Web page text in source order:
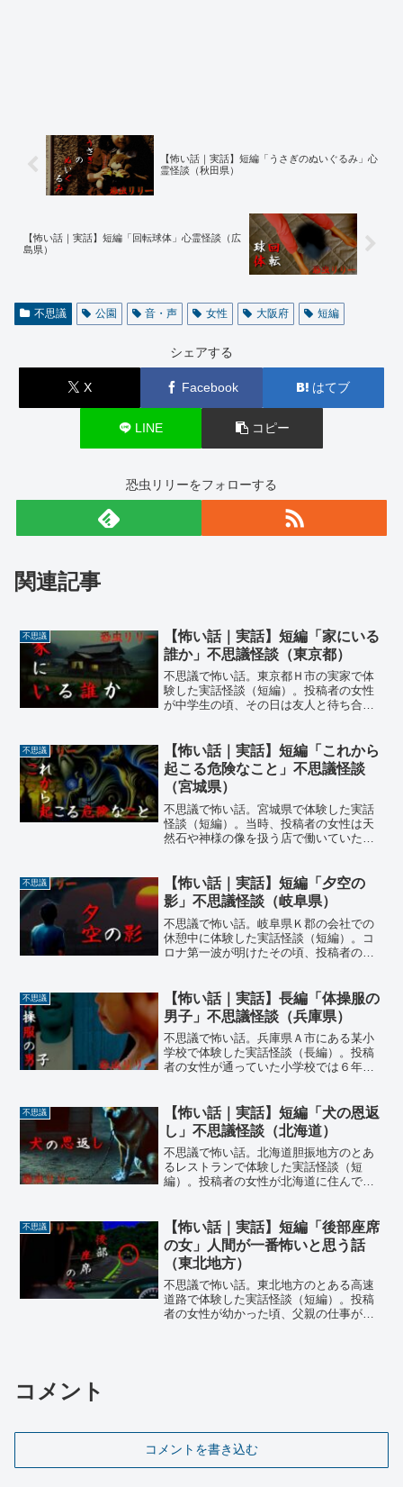
【怖い話｜実話】短編「うさぎのぬいぐるみ」心
霊怪談（秋田県）
【怖い話｜実話】短編「回転球体」心霊怪談（広
島県）
不思議 公園 音・声 女性 大阪府 短編
シェアする
X Facebook はてブ
LINE コピー
恐虫リリーをフォローする
関連記事
不思議
【怖い話｜実話】短編「家にいる
誰か」不思議怪談（東京都）
不思議で怖い話。東京都Ｈ市の実家で体
験した実話怪談（短編）。投稿者の女性
が中学生の頃、その日は友人と待ち合わ
訪ね、ようやく目が覚めた彼女は慌てて
玄関先に出たのだが…
不思議
【怖い話｜実話】短編「これから
起こる危険なこと」不思議怪談
（宮城県）
不思議で怖い話。宮城県で体験した実話
怪談（短編）。当時、投稿者の女性は天
然石や神様の像を扱う店で働いていた。
然「あなたこれから危険なことが起こる
わね」と言われ…
不思議
【怖い話｜実話】短編「夕空の
影」不思議怪談（岐阜県）
不思議で怖い話。岐阜県Ｋ郡の会社での
休憩中に体験した実話怪談（短編）。コ
ロナ第一波が明けたその頃、投稿者の男
ま仕事が一段落ついたその日…
不思議
【怖い話｜実話】長編「体操服の
男子」不思議怪談（兵庫県）
不思議で怖い話。兵庫県Ａ市にある某小
学校で体験した実話怪談（長編）。投稿
者の女性が通っていた小学校では６年生
楽しく日中過ごした後、夜は校内で肝試
しが催されたのだが…
不思議
【怖い話｜実話】短編「犬の恩返
し」不思議怪談（北海道）
不思議で怖い話。北海道胆振地方のとあ
るレストランで体験した実話怪談（短
編）。投稿者の女性が北海道に住んでい
い気持ちで見てもらうと、名前と生年月
日を書いただけなのに、誰にも話してい
ないことまで次々と…
不思議
【怖い話｜実話】短編「後部座席
の女」人間が一番怖いと思う話
（東北地方）
不思議で怖い話。東北地方のとある高速
道路で体験した実話怪談（短編）。投稿
者の女性が幼かった頃、父親の仕事が休
コメント
コメントを書き込む